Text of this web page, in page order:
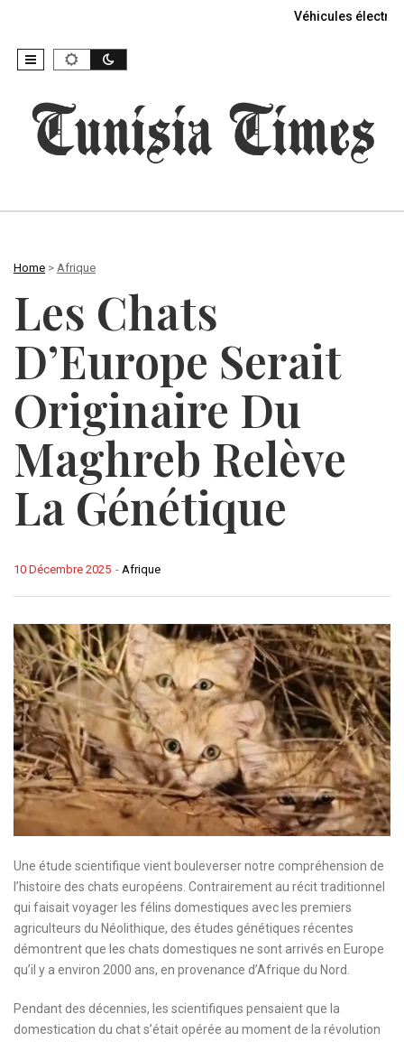
Véhicules
Home > Afrique
Les Chats
D’Europe Serait
Originaire Du
Maghreb Relève
La Génétique
- Afrique
10 Décembre 2025
Une étude scientifique vient bouleverser notre compréhension de
l’histoire des chats européens. Contrairement au récit traditionnel
qui faisait voyager les félins domestiques avec les premiers
agriculteurs du Néolithique, des études génétiques récentes
démontrent que les chats domestiques ne sont arrivés en Europe
qu’il y a environ 2000 ans, en provenance d’Afrique du Nord.
Pendant des décennies, les scientifiques pensaient que la
domestication du chat s’était opérée au moment de la révolution